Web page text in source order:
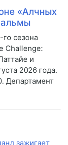
«Алчных
сезона
Challenge:
и
2026 года.
Департамент